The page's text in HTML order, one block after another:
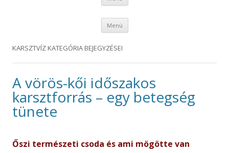
Menü Tovább a tartalomra
KARSZTVÍZ KATEGÓRIA BEJEGYZÉSEI
A vörös-kői időszakos
karsztforrás – egy betegség
tünete
Őszi természeti csoda és ami mögötte van